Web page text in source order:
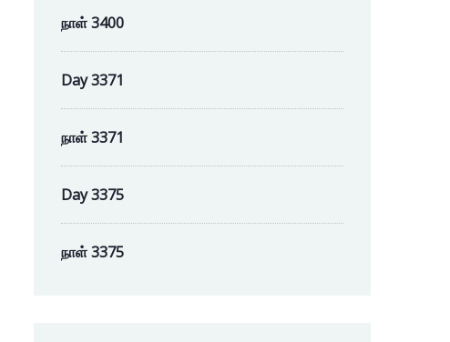
நாள் 3400
Day 3371
நாள் 3371
Day 3375
நாள் 3375